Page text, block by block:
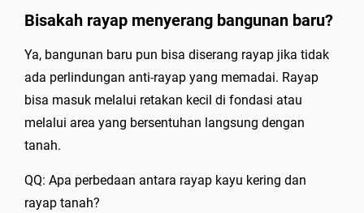
Bisakah rayap menyerang bangunan baru?
Ya, bangunan baru pun bisa diserang rayap jika tidak
ada perlindungan anti-rayap yang memadai. Rayap
bisa masuk melalui retakan kecil di fondasi atau
melalui area yang bersentuhan langsung dengan
tanah.
QQ: Apa perbedaan antara rayap kayu kering dan
rayap tanah?